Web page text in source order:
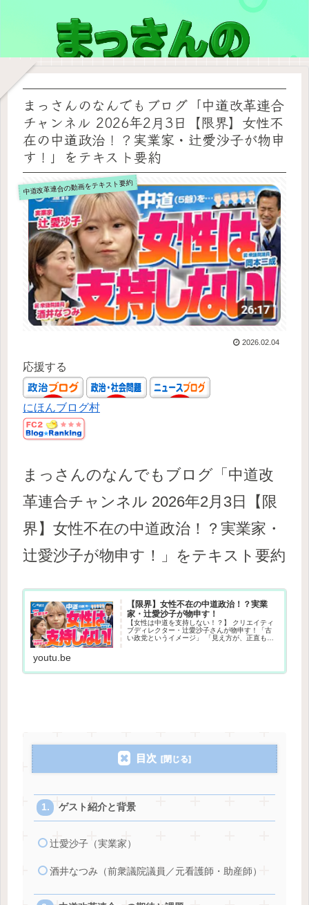
まっさんのなんでもブログ「中道改革連合
チャンネル 2026年2月3日【限界】女性不
在の中道政治！？実業家・辻愛沙子が物申
す！」をテキスト要約
中道改革連合の動画をテキスト要約
2026.02.04
応援する
にほんブログ村
まっさんのなんでもブログ「中道改
革連合チャンネル 2026年2月3日【限
界】女性不在の中道政治！？実業家・
辻愛沙子が物申す！」をテキスト要約
【限界】女性不在の中道政治！？実業
家・辻愛沙子が物申す！
【女性は中道を支持しない！？】 クリエイティ
ブディレクター・辻愛沙子さんが物申す！「古
い政党というイメージ」 「見え方が、正直もっ
youtu.be
目次
ゲスト紹介と背景
辻愛沙子（実業家）
酒井なつみ（前衆議院議員／元看護師・助産師）